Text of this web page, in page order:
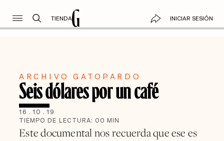
TIENDA INICIAR SESIÓN
ARCHIVO GATOPARDO
Seis dólares por un café
16 . 10 . 19
TIEMPO DE LECTURA: 00 MIN
Este documental nos recuerda que ese es